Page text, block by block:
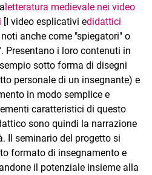
letteratura medievale nei video
[I video esplicativi edidattici
anche come "spiegatori" o
Presentano i loro contenuti in
sotto forma di disegni
personale di un insegnante) e
in modo semplice e
caratteristici di questo
sono quindi la narrazione
Il seminario del progetto si
formato di insegnamento e
il potenziale insieme alla